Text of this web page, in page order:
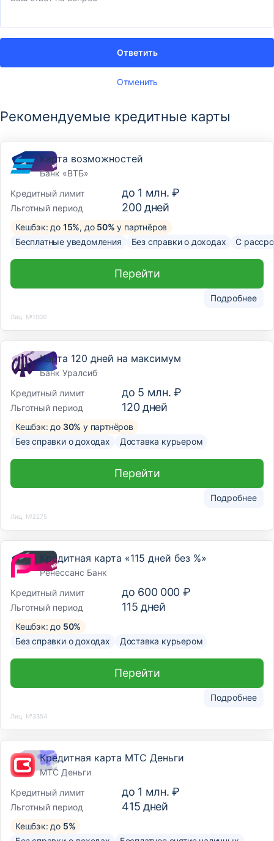
Отменить
Ответить
Рекомендуемые кредитные карты
Карта возможностей
Банк «ВТБ»
Кредитный лимит
до 1 млн. ₽
Льготный период 200дней
Кешбэк: до 15%, до 50% у партнёров
Бесплатные уведомления
Без справки о доходах С
Подробнее
Перейти
Лиц. №1000
Карта 120 дней на максимум
Банк Уралсиб
Кредитный лимит
до 5 млн. ₽
Льготный период 120дней
Кешбэк: до 30% у партнёров
Без справки о доходах
Доставка курьером
Подробнее
Перейти
Лиц. №2275
Кредитная карта «115 дней без %»
Ренессанс Банк
Кредитный лимит
до 600 000 ₽
Льготный период 115 дней
Кешбэк: до 50%
Без справки о доходах
Доставка курьером
Подробнее
Перейти
Лиц. №3354
Кредитная карта МТС Деньги
МТС Деньги
Кредитный лимит
до 1 млн. ₽
Льготный период 415 дней
Кешбэк: до 5%